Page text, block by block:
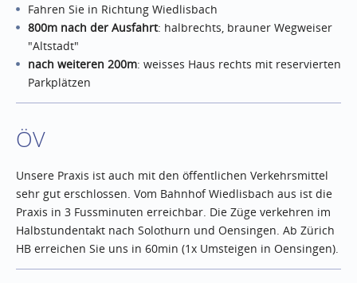
Fahren Sie in Richtung Wiedlisbach
800m nach der Ausfahrt: halbrechts, brauner Wegweiser
"Altstadt"
nach weiteren 200m: weisses Haus rechts mit reservierten
Parkplätzen
ÖV
Unsere Praxis ist auch mit den öffentlichen Verkehrsmittel
sehr gut erschlossen. Vom Bahnhof Wiedlisbach aus ist die
Praxis in 3 Fussminuten erreichbar. Die Züge verkehren im
Halbstundentakt nach Solothurn und Oensingen. Ab Zürich
HB erreichen Sie uns in 60min (1x Umsteigen in Oensingen).